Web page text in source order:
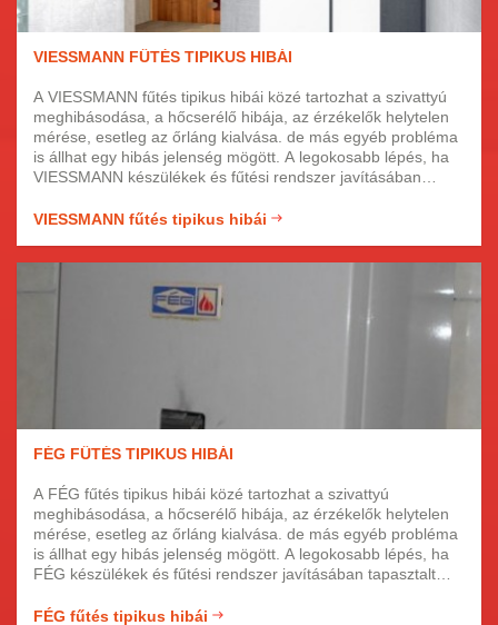
VIESSMANN FŰTÉS TIPIKUS HIBÁI
A VIESSMANN fűtés tipikus hibái közé tartozhat a szivattyú
meghibásodása, a hőcserélő hibája, az érzékelők helytelen
mérése, esetleg az őrláng kialvása. de más egyéb probléma
is állhat egy hibás jelenség mögött. A legokosabb lépés, ha
VIESSMANN készülékek és fűtési rendszer javításában
hozzáértő, fényképes igazolvánnyal rendelkező, képzett
VIESSMANN fűtés tipikus hibái
FÉG FŰTÉS TIPIKUS HIBÁI
A FÉG fűtés tipikus hibái közé tartozhat a szivattyú
meghibásodása, a hőcserélő hibája, az érzékelők helytelen
mérése, esetleg az őrláng kialvása. de más egyéb probléma
is állhat egy hibás jelenség mögött. A legokosabb lépés, ha
FÉG készülékek és fűtési rendszer javításában tapasztalt
fényképes igazolvánnyal rendelkező, képzett szakemberek,
FÉG fűtés tipikus hibái